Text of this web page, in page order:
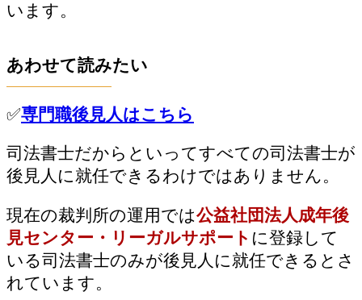
います。
あわせて読みたい
✅専門職後見人はこちら
司法書士だからといってすべての司法書士が
後見人に就任できるわけではありません。
現在の裁判所の運用では公益社団法人成年後
見センター・リーガルサポート に登録して
いる司法書士のみが後見人に就任できるとさ
れています。